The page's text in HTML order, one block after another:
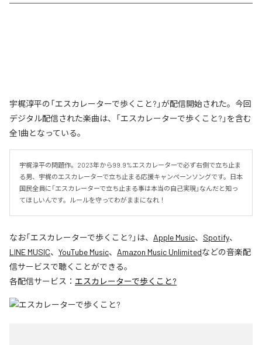
宇梶淳平の「エスカレーターで歩くこと?」が配信開始された。今回
デジタル配信された楽曲は、「エスカレーターで歩くこと?」を含む
全1曲となっている。
宇梶淳平の問題作。2023年から99.9%エスカレーターで必ず右側で立ち止ま
る男、宇梶のエスカレーターで立ち止まる応援キャンペーンソングです。日本
国民全員に「エスカレーターで立ち止まる事は本当の自己実現」なんだと知っ
てほしいんです。ルールを守ってわがままになれ！
なお「エスカレーターで歩くこと? 」は、 Apple Music、 Spotify、
LINE MUSIC、 YouTube Music、 Amazon Music Unlimitedなどの音楽配
信サービスで聴くことができる。
各配信サービス： エスカレーターで歩くこと?